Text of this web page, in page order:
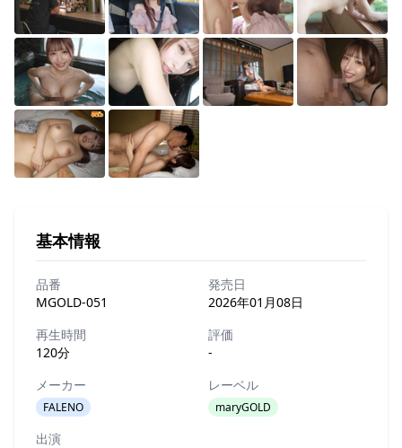
基本情報
品番
MGOLD-051
発売日
2026年01月08日
再生時間
120分
評価
-
メーカー
FALENO
レーベル
maryGOLD
出演